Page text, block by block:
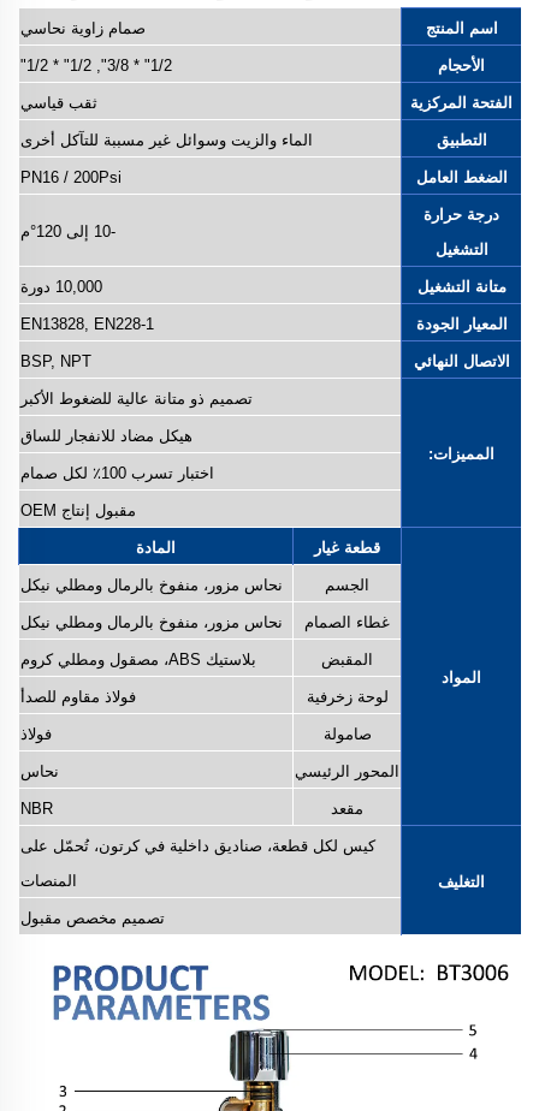
اسم المنتج صمام زاوية نحاسي
الأحجام 1/2" * 3/8", 1/2" * 1/2"
الفتحة المركزية ثقب قياسي
التطبيق الماء والزيت وسوائل غير مسببة للتآكل أخرى
الضغط العامل PN16 / 200Psi
درجة حرارة
التشغيل
-10 إلى 120°م
متانة التشغيل 10,000 دورة
المعيار الجودة EN13828, EN228-1
الاتصال النهائي BSP, NPT
المميزات:
تصميم ذو متانة عالية للضغوط الأكبر
هيكل مضاد للانفجار للساق
اختبار تسرب 100٪ لكل صمام
مقبول إنتاج OEM
المواد
قطعة غيار المادة
الجسم نحاس مزور، منفوخ بالرمال ومطلي نيكل
غطاء الصمام نحاس مزور، منفوخ بالرمال ومطلي نيكل
المقبض بلاستيك ABS، مصقول ومطلي كروم
لوحة زخرفية فولاذ مقاوم للصدأ
صامولة فولاذ
المحور الرئيسي نحاس
مقعد NBR
التغليف
كيس لكل قطعة، صناديق داخلية في كرتون، تُحمّل على
المنصات
تصميم مخصص مقبول